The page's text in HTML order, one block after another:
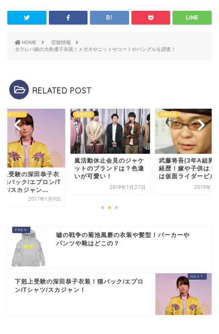
HOME
芸能情報
タラレバ娘の大島優子衣装！メガネやニットやコートやバングルを調査！
RELATED POST
1月冬ドラマ
上受験の深田恭子衣
猫バック/エプロン/T
ツ/スカジャン...
2017年1月9日
芸能情報
嵐活動休止会見のジャケ
ットのブランドは？色違
いが可愛い！
2019年1月27日
芸能情報
武藤将吾(3年A組脚
経歴！嫁や子供は？
は仮面ライダービル
2019年2
嘘の戦争の菊池風磨の衣装や髪型！パーカーや
パンツや靴はどこの？
下剋上受験の深田恭子衣装！猫バック/エプロ
ン/Tシャツ/スカジャン！